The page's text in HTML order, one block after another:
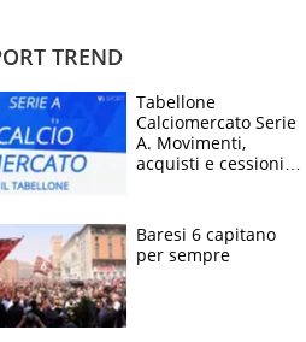
TREND
Tabellone
Calciomercato Serie
A. Movimenti,
acquisti e cessioni:
Baresi 6 capitano
per sempre